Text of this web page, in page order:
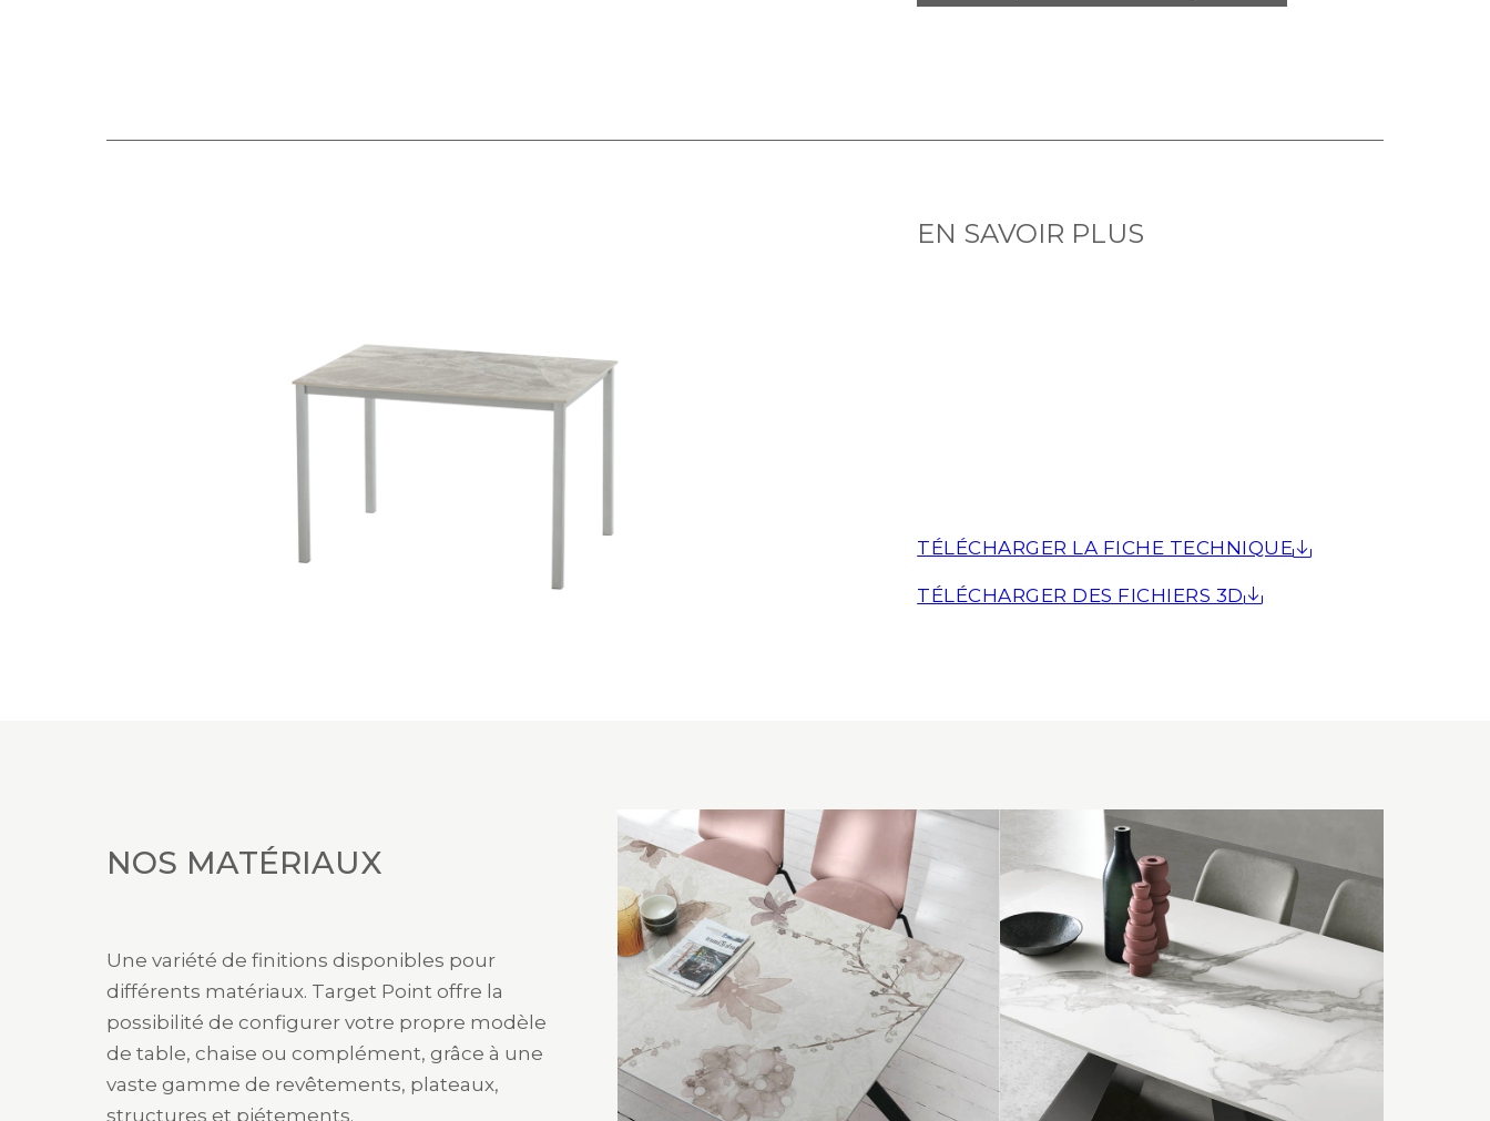
EN SAVOIR PLUS
TÉLÉCHARGER LA FICHE TECHNIQUE
TÉLÉCHARGER DES FICHIERS 3D
NOS MATÉRIAUX
Une variété de finitions disponibles pour
différents matériaux. Target Point offre la
possibilité de configurer votre propre modèle
de table, chaise ou complément, grâce à une
vaste gamme de revêtements, plateaux,
structures et piétements.